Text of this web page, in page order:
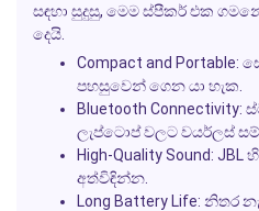
සඳහා සුදුසු, මෙම ස්පීකර් එක
දෙයි.
Compact and Portable:
පහසුවෙන් ගෙන යා හැක.
Bluetooth Connectivity:
ලැප්ටොප් වලට වයර්ලස්
High-Quality Sound: JBL
අත්විඳින්න.
Long Battery Life: නිතර